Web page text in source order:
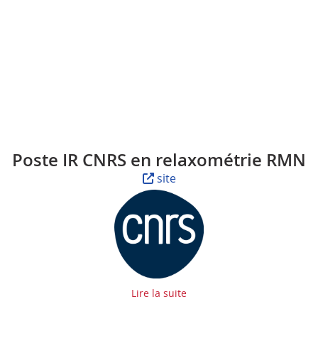
Poste IR CNRS en relaxométrie RMN
site
Lire la suite